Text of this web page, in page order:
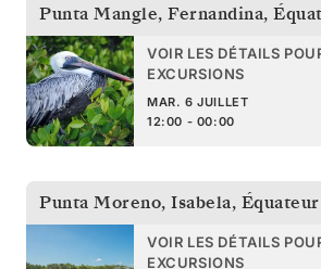
Punta Mangle, Fernandina,
VOIR LES DÉTAILS
EXCURSIONS
MAR. 6 JUILLET
12:00 - 00:00
Punta Moreno, Isabela, Équateur
VOIR LES DÉTAILS
EXCURSIONS